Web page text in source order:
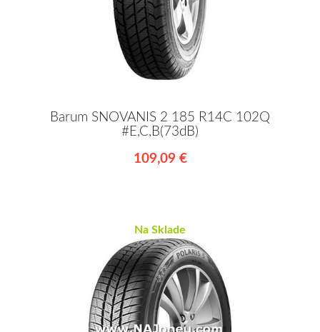
Barum SNOVANIS 2 185 R14C 102Q
#E,C,B(73dB)
109,09 €
Na Sklade